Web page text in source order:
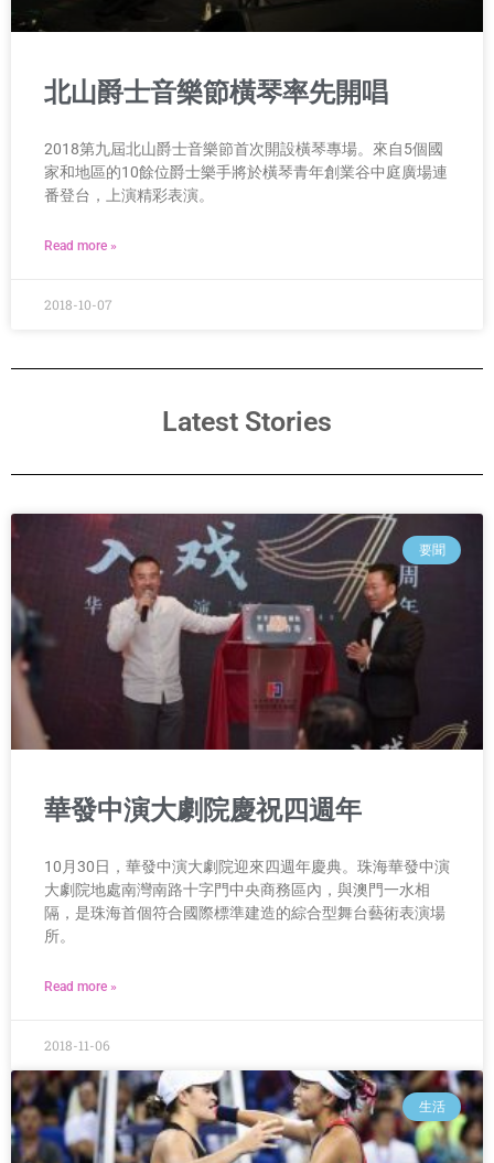
北山爵士音樂節橫琴率先開唱
2018第九屆北山爵士音樂節首次開設橫琴專場。來自5個國
家和地區的10餘位爵士樂手將於橫琴青年創業谷中庭廣場連
番登台，上演精彩表演。
Read more »
2018-10-07
Latest Stories
要聞
華發中演大劇院慶祝四週年
10月30日，華發中演大劇院迎來四週年慶典。珠海華發中演
大劇院地處南灣南路十字門中央商務區內，與澳門一水相
隔，是珠海首個符合國際標準建造的綜合型舞台藝術表演場
所。
Read more »
2018-11-06
生活